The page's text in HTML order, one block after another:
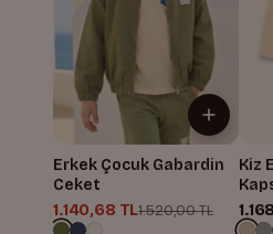
Erkek Çocuk Gabardin
Ceket
1.140,68 TL1.520,00 TL
Kiz